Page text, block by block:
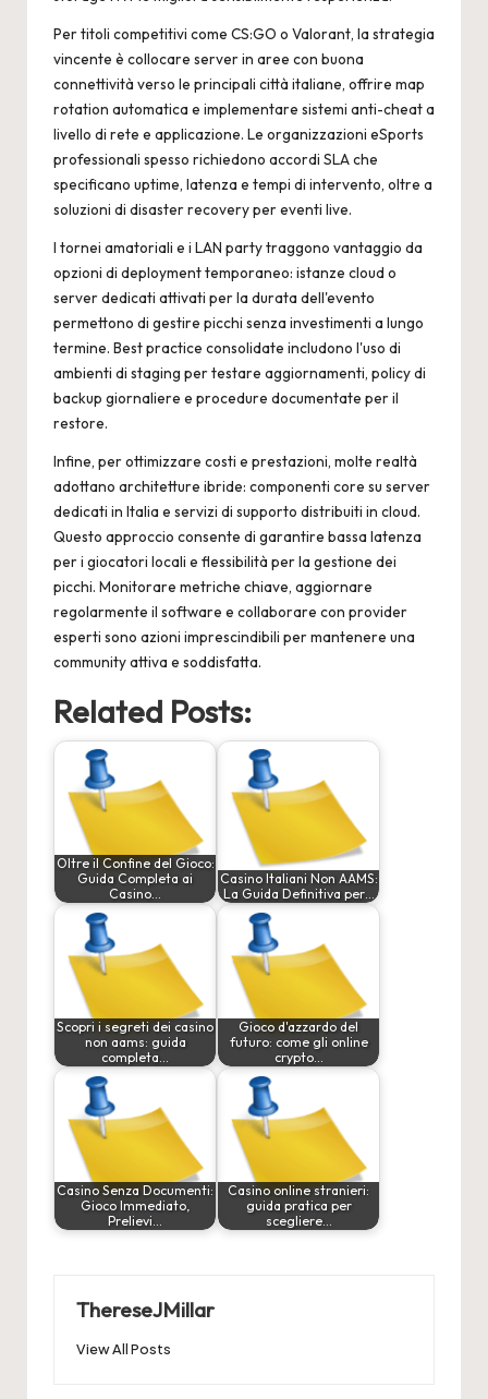
Per titoli competitivi come CS:GO o Valorant, la strategia
vincente è collocare server in aree con buona
connettività verso le principali città italiane, offrire map
rotation automatica e implementare sistemi anti-cheat a
livello di rete e applicazione. Le organizzazioni eSports
professionali spesso richiedono accordi SLA che
specificano uptime, latenza e tempi di intervento, oltre a
soluzioni di disaster recovery per eventi live.
I tornei amatoriali e i LAN party traggono vantaggio da
opzioni di deployment temporaneo: istanze cloud o
server dedicati attivati per la durata dell'evento
permettono di gestire picchi senza investimenti a lungo
termine. Best practice consolidate includono l'uso di
ambienti di staging per testare aggiornamenti, policy di
backup giornaliere e procedure documentate per il
restore.
Infine, per ottimizzare costi e prestazioni, molte realtà
adottano architetture ibride: componenti core su server
dedicati in Italia e servizi di supporto distribuiti in cloud.
Questo approccio consente di garantire bassa latenza
per i giocatori locali e flessibilità per la gestione dei
picchi. Monitorare metriche chiave, aggiornare
regolarmente il software e collaborare con provider
esperti sono azioni imprescindibili per mantenere una
community attiva e soddisfatta.
Related Posts:
Oltre il Confine del Gioco:
Guida Completa ai
Casino…
Casino Italiani Non AAMS:
La Guida Definitiva per…
Scopri i segreti dei casino
non aams: guida
completa…
Gioco d'azzardo del
futuro: come gli online
crypto…
Casino Senza Documenti:
Gioco Immediato,
Prelievi…
Casino online stranieri:
guida pratica per
scegliere…
ThereseJMillar
View All Posts